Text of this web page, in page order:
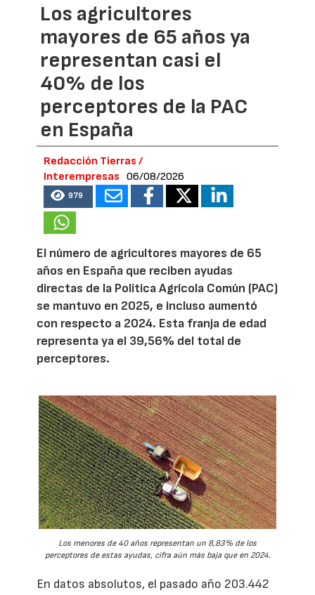
Los agricultores
mayores de 65 años ya
representan casi el
40% de los
perceptores de la PAC
en España
Redacción Tierras /
Interempresas
06/08/2026
979
El número de agricultores mayores de 65
años en España que reciben ayudas
directas de la Política Agrícola Común (PAC)
se mantuvo en 2025, e incluso aumentó
con respecto a 2024. Esta franja de edad
representa ya el 39,56% del total de
perceptores.
Los menores de 40 años representan un 8,83% de los
perceptores de estas ayudas, cifra aún más baja que en 2024.
En datos absolutos, el pasado año 203.442